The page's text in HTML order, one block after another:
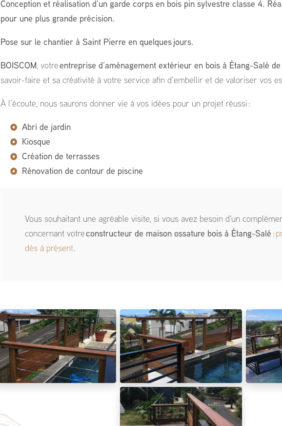
Conception et réalisation d’un garde corps en bois pin sylvestre classe 4.
pour une plus grande précision.
Pose sur le chantier à Saint Pierre en quelques jours.
BOISCOM, votreentreprise d’aménagement extérieur en bois à Étang-Salé
savoir-faire et sa créativité à votre service afin d’embellir et de valoriser vos
À l’écoute, nous saurons donner vie à vos idées pour un projet réussi :
Abri de jardin
Kiosque
Création de terrasses
Rénovation de contour de piscine
Vous souhaitant une agréable visite, si vous avez besoin d'un
concernant votreconstructeur de maison ossature bois à Étang-Salé :
dès à présent.